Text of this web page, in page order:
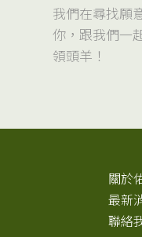
我們在尋找願
你，跟我們一
領頭羊！
關於
最新
聯絡